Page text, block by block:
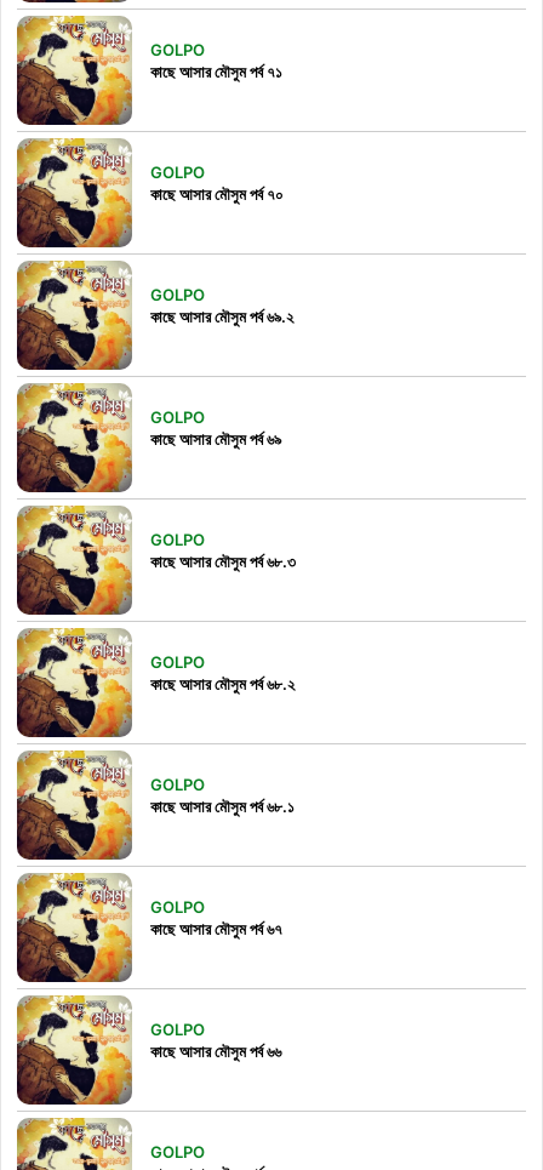
GOLPO
কাছে আসার মৌসুম পর্ব ৭১
GOLPO
কাছে আসার মৌসুম পর্ব ৭০
GOLPO
কাছে আসার মৌসুম পর্ব ৬৯.২
GOLPO
কাছে আসার মৌসুম পর্ব ৬৯
GOLPO
কাছে আসার মৌসুম পর্ব ৬৮.৩
GOLPO
কাছে আসার মৌসুম পর্ব ৬৮.২
GOLPO
কাছে আসার মৌসুম পর্ব ৬৮.১
GOLPO
কাছে আসার মৌসুম পর্ব ৬৭
GOLPO
কাছে আসার মৌসুম পর্ব ৬৬
GOLPO